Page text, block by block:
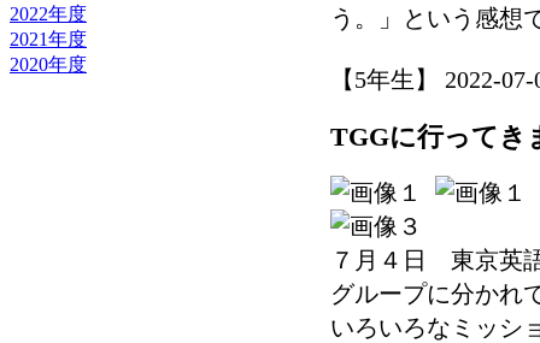
2022年度
2021年度
2020年度
う。」という感想
【5年生】 2022-
TGGに行ってき
７月４日 東京英
グループに分かれ
いろいろなミッシ